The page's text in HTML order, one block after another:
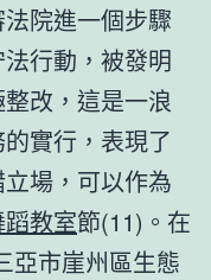
院進一個步驟
行動，被發明
改，這是一浪
實行，表現了
場，可以作為
蹈教室節(11)。在
亞市崖州區生態